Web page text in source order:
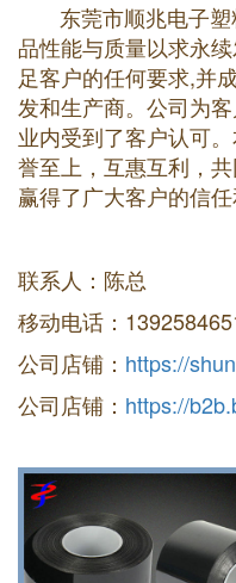
东莞市顺兆电子塑
品性能与质量以求永
足客户的任何要求,并
发和生产商。公司为
业内受到了客户认可
誉至上，互惠互利，
赢得了广大客户的信任
联系人：陈总
移动电话：
公司店铺： https://
公司店铺： https://